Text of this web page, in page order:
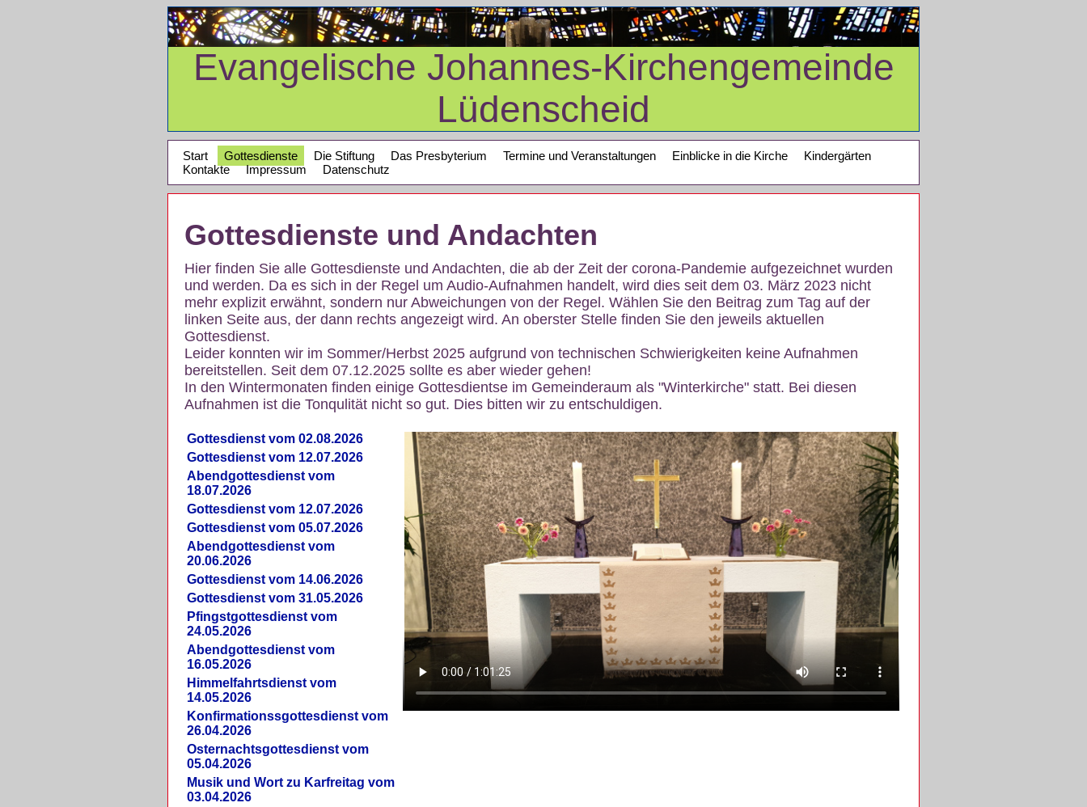
Evangelische Johannes-Kirchengemeinde
Lüdenscheid
Start Gottesdienste Die Stiftung Das Presbyterium Termine und Veranstaltungen Einblicke in die Kirche
Kindergärten
Kontakte
Impressum Datenschutz
Gottesdienste und Andachten
Hier finden Sie alle Gottesdienste und Andachten, die ab der Zeit der corona-Pandemie aufgezeichnet wurden
und werden. Da es sich in der Regel um Audio-Aufnahmen handelt, wird dies seit dem 03. März 2023 nicht
mehr explizit erwähnt, sondern nur Abweichungen von der Regel. Wählen Sie den Beitrag zum Tag auf der
linken Seite aus, der dann rechts angezeigt wird. An oberster Stelle finden Sie den jeweils aktuellen
Gottesdienst.
Leider konnten wir im Sommer/Herbst 2025 aufgrund von technischen Schwierigkeiten keine Aufnahmen
bereitstellen. Seit dem 07.12.2025 sollte es aber wieder gehen!
In den Wintermonaten finden einige Gottesdientse im Gemeinderaum als "Winterkirche" statt. Bei diesen
Aufnahmen ist die Tonqulität nicht so gut. Dies bitten wir zu entschuldigen.
Gottesdienst vom 02.08.2026
Gottesdienst vom 12.07.2026
Abendgottesdienst vom
18.07.2026
Gottesdienst vom 12.07.2026
Gottesdienst vom 05.07.2026
Abendgottesdienst vom
20.06.2026
Gottesdienst vom 14.06.2026
Gottesdienst vom 31.05.2026
Pfingstgottesdienst vom
24.05.2026
Abendgottesdienst vom
16.05.2026
Himmelfahrtsdienst vom
14.05.2026
Konfirmationssgottesdienst vom
26.04.2026
Osternachtsgottesdienst vom
05.04.2026
Musik und Wort zu Karfreitag vom
03.04.2026